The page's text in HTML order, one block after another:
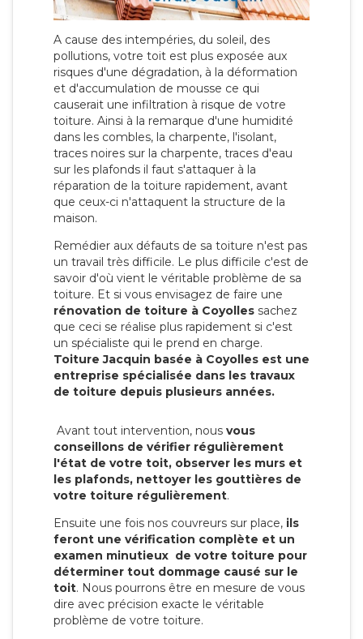
A cause des intempéries, du soleil, des
pollutions, votre toit est plus exposée aux
risques d'une dégradation, à la déformation
et d'accumulation de mousse ce qui
causerait une infiltration à risque de votre
toiture. Ainsi à la remarque d'une humidité
dans les combles, la charpente, l'isolant,
traces noires sur la charpente, traces d'eau
sur les plafonds il faut s'attaquer à la
réparation de la toiture rapidement, avant
que ceux-ci n'attaquent la structure de la
maison.
Remédier aux défauts de sa toiture n'est pas
un travail très difficile. Le plus difficile c'est de
savoir d'où vient le véritable problème de sa
toiture. Et si vous envisagez de faire une
rénovation de toiture à Coyolles sachez
que ceci se réalise plus rapidement si c'est
un spécialiste qui le prend en charge.
Toiture Jacquin basée à Coyolles est une
entreprise spécialisée dans les travaux
de toiture depuis plusieurs années.
Avant tout intervention, nous vous
conseillons de vérifier régulièrement
l'état de votre toit, observer les murs et
les plafonds, nettoyer les gouttières de
votre toiture régulièrement.
Ensuite une fois nos couvreurs sur place, ils
feront une vérification complète et un
examen minutieux de votre toiture pour
déterminer tout dommage causé sur le
toit. Nous pourrons être en mesure de vous
dire avec précision exacte le véritable
problème de votre toiture.